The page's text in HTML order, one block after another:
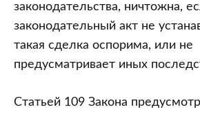
законодательства, ничтожна,
законодательный акт не
такая сделка оспорима, или не
предусматривает иных
Статьей 109 Закона